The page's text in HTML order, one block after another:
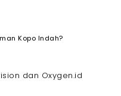
Kopo Indah?
dan Oxygen.id